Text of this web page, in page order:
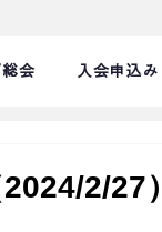
会 入会申込み
2/27）